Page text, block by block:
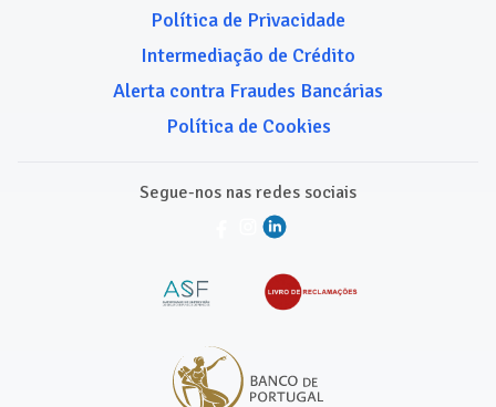
Política de Privacidade
Intermediação de Crédito
Alerta contra Fraudes Bancárias
Política de Cookies
Segue-nos nas redes sociais